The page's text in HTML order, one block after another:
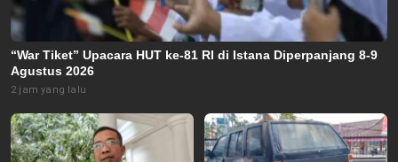
“War Tiket” Upacara HUT ke-81 RI di Istana Diperpanjang 8-9
Agustus 2026
2 jam yang lalu